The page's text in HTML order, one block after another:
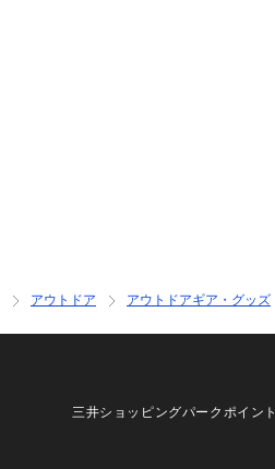
アウトドア アウトドアギア・グッズ
三井ショッピングパークポイント